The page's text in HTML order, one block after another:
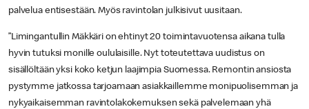
palvelua entisestään. Myös ravintolan julkisivut uusitaan.
”Limingantullin Mäkkäri on ehtinyt 20 toimintavuotensa aikana tulla
hyvin tutuksi monille oululaisille. Nyt toteutettava uudistus on
sisällöltään yksi koko ketjun laajimpia Suomessa. Remontin ansiosta
pystymme jatkossa tarjoamaan asiakkaillemme monipuolisemman ja
nykyaikaisemman ravintolakokemuksen sekä palvelemaan yhä